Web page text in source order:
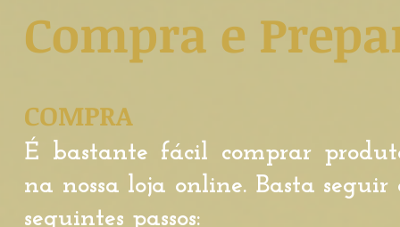
Compra e
COMPRA
É bastante fácil comprar
na nossa loja online. Basta seguir
seguintes passos: